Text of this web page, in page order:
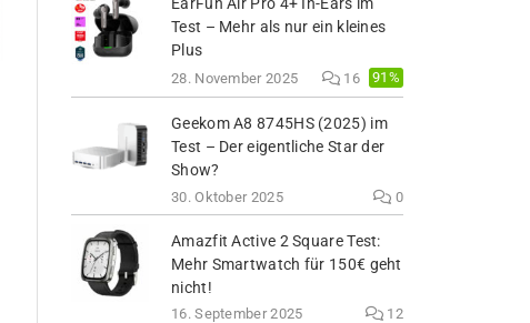
Test – Mehr als nur ein kleines
Plus
28. November 2025 16 91%
Geekom A8 8745HS (2025) im
Test – Der eigentliche Star der
Show?
30. Oktober 2025 0
Amazfit Active 2 Square Test:
Mehr Smartwatch für 150€ geht
nicht!
16. September 2025 12